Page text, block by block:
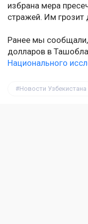
избрана мера
стражей. Им
Ранее мы
долларов в
Национального
Новости Узбекистана